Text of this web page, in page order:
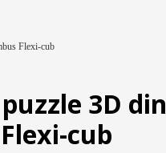
Flexi-cub
3D din
cub